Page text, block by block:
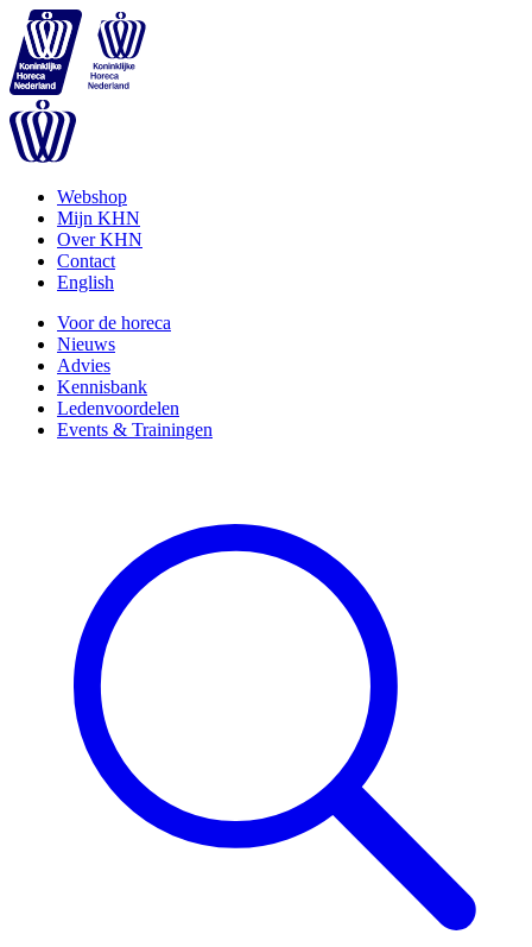
Webshop
Mijn KHN
Over KHN
Contact
English
Voor de horeca
Nieuws
Advies
Kennisbank
Ledenvoordelen
Events & Trainingen